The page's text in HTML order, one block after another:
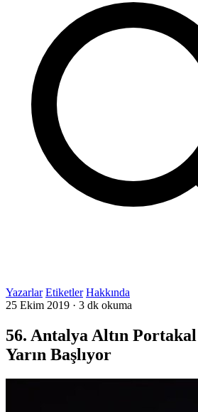
Yazarlar Etiketler Hakkında
25 Ekim 2019 · 3 dk okuma
56. Antalya Altın
Yarın Başlıyor